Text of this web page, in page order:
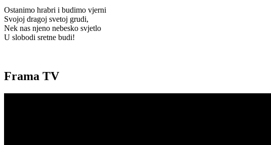
Ostanimo hrabri i budimo vjerni
Svojoj dragoj svetoj grudi,
Nek nas njeno nebesko svjetlo
U slobodi sretne budi!
Frama TV